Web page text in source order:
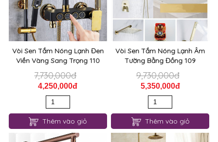
Vòi Sen Tắm Nóng Lạnh Đen
Viền Vàng Sang Trọng 110
7,730,000đ
4,250,000đ
Thêm vào giỏ
Vòi Sen Tắm Nóng Lạnh Âm
Tường Bằng Đồng 109
9,730,000đ
5,350,000đ
Thêm vào giỏ